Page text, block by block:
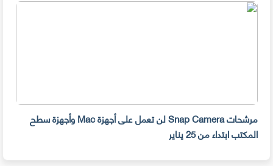
مرشحات Snap Camera لن تعمل على أجهزة Mac وأجهزة سطح
المكتب ابتداء من 25 يناير